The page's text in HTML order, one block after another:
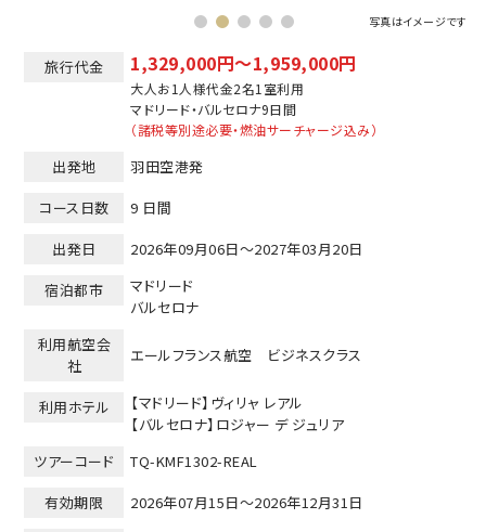
写真はイメージです
旅行代金 1,329,000円～1,959,000円
大人お1人様代金2名1室利用
マドリード バルセロナ9日間
（諸税等別途必要・燃油サーチャージ込み）
出発地
羽田空港発
コース日数
9 日間
出発日
2026年09月06日～2027年03月20日
宿泊都市
マドリード
バルセロナ
利用航空会
社
エールフランス航空 ビジネスクラス
利用ホテル
【マドリード】ヴィリャ レアル
【バルセロナ】ロジャー デ ジュリア
ツアーコード
TQ-KMF1302-REAL
有効期限
2026年07月15日～2026年12月31日